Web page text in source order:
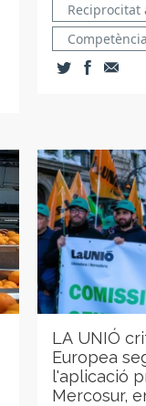
Reciprocitat
LA UNIÓ
Europea
l'aplicació
Mercosur,